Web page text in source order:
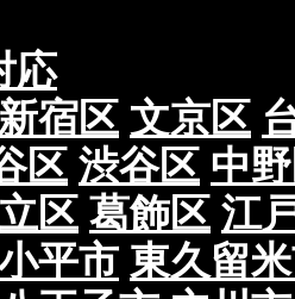
応
新宿区 文京区
区 渋谷区 中
区 葛飾区 江
平市 東久留